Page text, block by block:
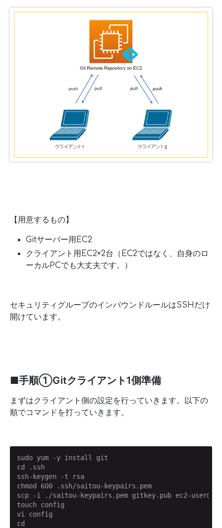
【用意するもの】
Gitサーバー用EC2
クライアント用EC2×2台（EC2ではなく、自身のロ
ーカルPCでも大丈夫です。）
セキュリティグループのインバウンドルールはSSHだけ
開けています。
■手順①Gitクライアント1側準備
まずはクライアント側の設定を行っていきます。以下の
順でコマンドを打っていきます。
sudo yum -y install git
cd .ssh
ssh-keygen -t rsa
chmod 600 .ssh/saitou-keypairs.pem
scp -i ./saitou-keypairs.pem gitkey.pub ec2-user@Git
touch config
vi config
cd